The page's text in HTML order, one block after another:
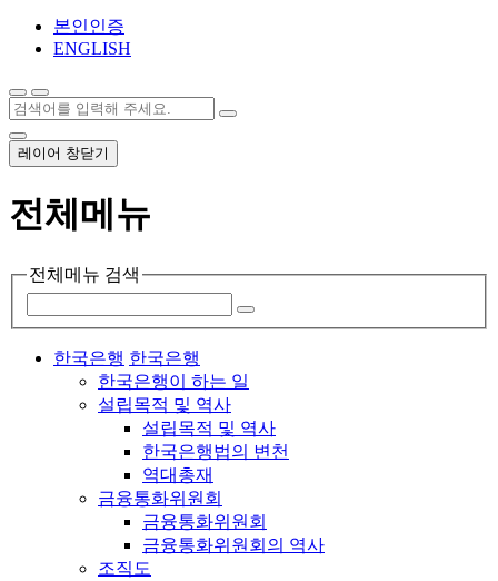
본인인증
ENGLISH
레이어 창닫기
전체메뉴
전체메뉴 검색
한국은행 한국은행
한국은행이 하는 일
설립목적 및 역사
설립목적 및 역사
한국은행법의 변천
역대총재
금융통화위원회
금융통화위원회
금융통화위원회의 역사
조직도